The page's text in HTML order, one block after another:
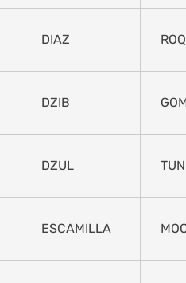
DIAZ
DZIB
DZUL TUN
ESCAMILLA